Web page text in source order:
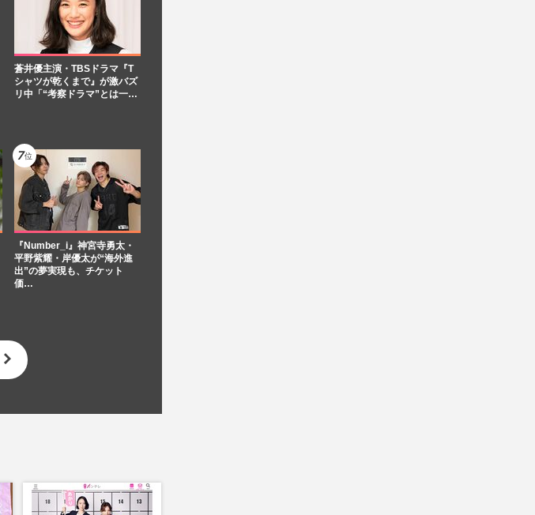
蒼井優主演・TBSドラマ『T
シャツが乾くまで』が激バズ
リ中「“考察ドラマ”とは一…
『Number_i』神宮寺勇太・
平野紫耀・岸優太が“海外進
出”の夢実現も、チケット
価…